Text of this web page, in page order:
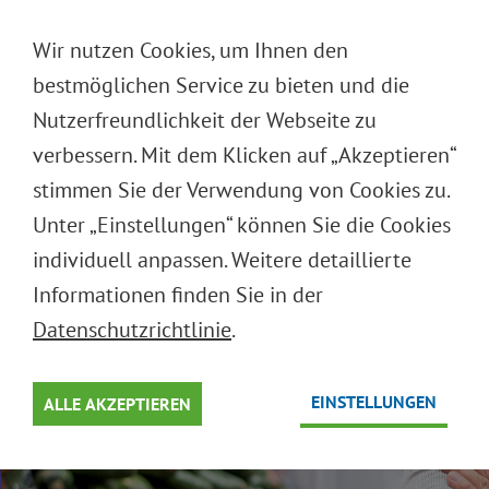
Wir nutzen Cookies, um Ihnen den
bestmöglichen Service zu bieten und die
Nutzerfreundlichkeit der Webseite zu
verbessern. Mit dem Klicken auf „Akzeptieren“
stimmen Sie der Verwendung von Cookies zu.
Unter „Einstellungen“ können Sie die Cookies
individuell anpassen. Weitere detaillierte
Informationen finden Sie in der
Datenschutzrichtlinie.
ALLE AKZEPTIEREN EINSTELLUNGEN
ENGLISH
GEMEINSAM
MEHRBEWEGEN
Jetzt engagieren!